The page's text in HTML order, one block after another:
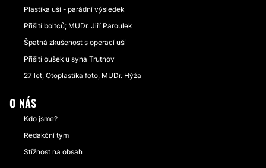
Plastika uší - parádní výsledek
Přišití boltců; MUDr. Jiří Paroulek
Špatná zkušenost s operací uší
Přišití oušek u syna Trutnov
27 let, Otoplastika foto, MUDr. Hýža
O NÁS
Kdo jsme?
Redakční tým
Stížnost na obsah